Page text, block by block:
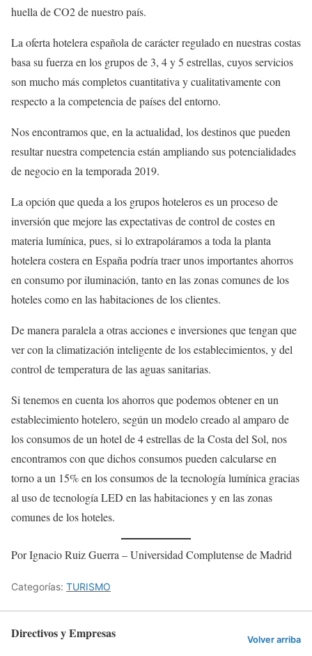
huella de CO2 de nuestro país.
La oferta hotelera española de carácter regulado en nuestras costas
basa su fuerza en los grupos de 3, 4 y 5 estrellas, cuyos servicios
son mucho más completos cuantitativa y cualitativamente con
respecto a la competencia de países del entorno.
Nos encontramos que, en la actualidad, los destinos que pueden
resultar nuestra competencia están ampliando sus potencialidades
de negocio en la temporada 2019.
La opción que queda a los grupos hoteleros es un proceso de
inversión que mejore las expectativas de control de costes en
materia lumínica, pues, si lo extrapoláramos a toda la planta
hotelera costera en España podría traer unos importantes ahorros
en consumo por iluminación, tanto en las zonas comunes de los
hoteles como en las habitaciones de los clientes.
De manera paralela a otras acciones e inversiones que tengan que
ver con la climatización inteligente de los establecimientos, y del
control de temperatura de las aguas sanitarias.
Si tenemos en cuenta los ahorros que podemos obtener en un
establecimiento hotelero, según un modelo creado al amparo de
los consumos de un hotel de 4 estrellas de la Costa del Sol, nos
encontramos con que dichos consumos pueden calcularse en
torno a un 15% en los consumos de la tecnología lumínica gracias
al uso de tecnología LED en las habitaciones y en las zonas
comunes de los hoteles.
Por Ignacio Ruiz Guerra – Universidad Complutense de Madrid
Categorías: TURISMO
Directivos y Empresas Volver arriba